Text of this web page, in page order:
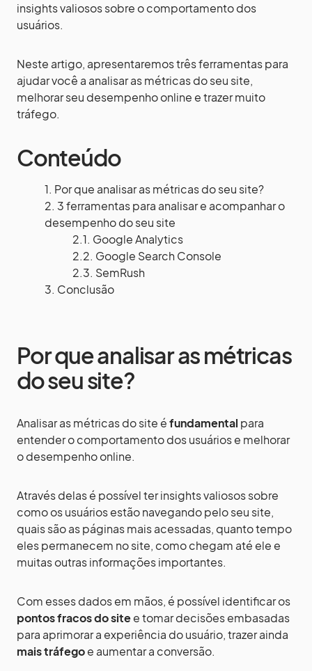
insights valiosos sobre o comportamento dos
usuários.
Neste artigo, apresentaremos três ferramentas para
ajudar você a analisar as métricas do seu site,
melhorar seu desempenho online e trazer muito
tráfego.
Conteúdo
Por que analisar as métricas do seu site?
3 ferramentas para analisar e acompanhar o
desempenho do seu site
Google Analytics
Google Search Console
SemRush
Conclusão
Por que analisar as métricas
do seu site?
Analisar as métricas do site éfundamental para
entender o comportamento dos usuários e melhorar
o desempenho online.
Através delas é possível ter insights valiosos sobre
como os usuários estão navegando pelo seu site,
quais são as páginas mais acessadas, quanto tempo
eles permanecem no site, como chegam até ele e
muitas outras informações importantes.
Com esses dados em mãos, é possível identificar os
pontos fracos do sitee tomar decisões embasadas
para aprimorar a experiência do usuário, trazer ainda
mais tráfegoe aumentar a conversão.